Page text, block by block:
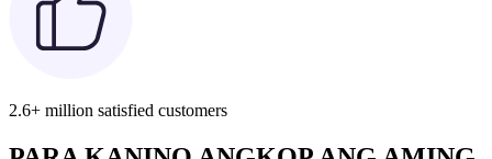
2.6+ million satisfied customers